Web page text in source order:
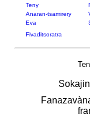
Teny
Anaran-tsamirery
Eva
Fivaditsoratra